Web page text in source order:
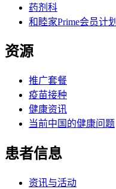
药剂科
和睦家Prime会员计划
资源
推广套餐
疫苗接种
健康资讯
当前中国的健康问题
患者信息
资讯与活动